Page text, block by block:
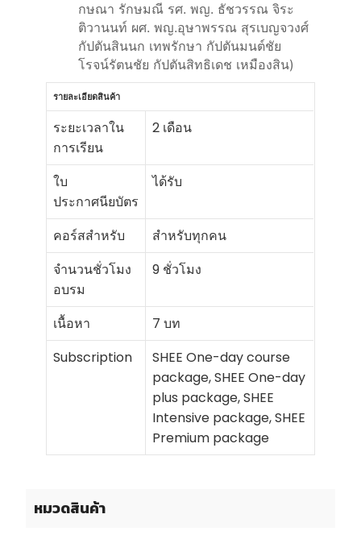
หมวดสินค้า
กษณา รักษมณี รศ. พญ. ธัชวรรณ จิระ
ติวานนท์ ผศ. พญ.อุษาพรรณ สุรเบญจวงศ์
กัปตันสินนก เทพรักษา กัปตันมนต์ชัย
โรจน์รัตนชัย กัปตันสิทธิเดช เหมืองสิน)
รายละเอียดสินค้า
ระยะเวลาใน
การเรียน
2 เดือน
ใบ
ประกาศนียบัตร
ได้รับ
คอร์สสำหรับ
สำหรับทุกคน
จำนวนชั่วโมง
อบรม
9 ชั่วโมง
เนื้อหา
7 บท
Subscription
SHEE One-day course
package, SHEE One-day
plus package, SHEE
Intensive package, SHEE
Premium package